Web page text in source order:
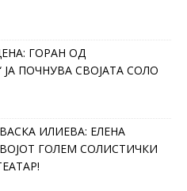
ГОРАН ОД
ПОЧНУВА СВОЈАТА СОЛО
ИЛИЕВА: ЕЛЕНА
ГОЛЕМ СОЛИСТИЧКИ